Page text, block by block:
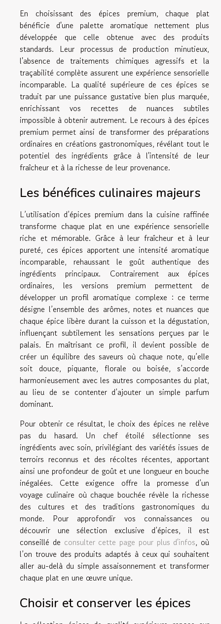
En choisissant des épices premium, chaque plat
bénéficie d'une palette aromatique nettement plus
développée que celle obtenue avec des produits
standards. Leur processus de production minutieux,
l'absence de traitements chimiques agressifs et la
traçabilité complète assurent une expérience sensorielle
incomparable. La qualité supérieure de ces épices se
traduit par une puissance gustative bien plus marquée,
enrichissant vos recettes de nuances subtiles
impossible à obtenir autrement. Le recours à des épices
premium permet ainsi de transformer des préparations
ordinaires en créations gastronomiques, révélant tout le
potentiel des ingrédients grâce à l'intensité de leur
fraîcheur et à la richesse de leur provenance.
Les bénéfices culinaires majeurs
L’utilisation d’épices premium dans la cuisine raffinée
transforme chaque plat en une expérience sensorielle
riche et mémorable. Grâce à leur fraîcheur et à leur
pureté, ces épices apportent une intensité aromatique
incomparable, rehaussant le goût authentique des
ingrédients principaux. Contrairement aux épices
ordinaires, les versions premium permettent de
développer un profil aromatique complexe : ce terme
désigne l’ensemble des arômes, notes et nuances que
chaque épice libère durant la cuisson et la dégustation,
influençant subtilement les sensations perçues par le
palais. En maîtrisant ce profil, il devient possible de
créer un équilibre des saveurs où chaque note, qu’elle
soit douce, piquante, florale ou boisée, s’accorde
harmonieusement avec les autres composantes du plat,
au lieu de se contenter d’ajouter un simple parfum
dominant.
Pour obtenir ce résultat, le choix des épices ne relève
pas du hasard. Un chef étoilé sélectionne ses
ingrédients avec soin, privilégiant des variétés issues de
terroirs reconnus et des récoltes récentes, apportant
ainsi une profondeur de goût et une longueur en bouche
inégalées. Cette exigence offre la promesse d’un
voyage culinaire où chaque bouchée révèle la richesse
des cultures et des traditions gastronomiques du
monde. Pour approfondir vos connaissances ou
découvrir une sélection exclusive d’épices, il est
conseillé de consulter cette page pour plus d'infos, où
l’on trouve des produits adaptés à ceux qui souhaitent
aller au-delà du simple assaisonnement et transformer
chaque plat en une œuvre unique.
Choisir et conserver les épices